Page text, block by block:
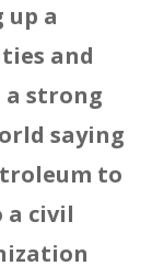
up a
and
strong
saying
to
civil